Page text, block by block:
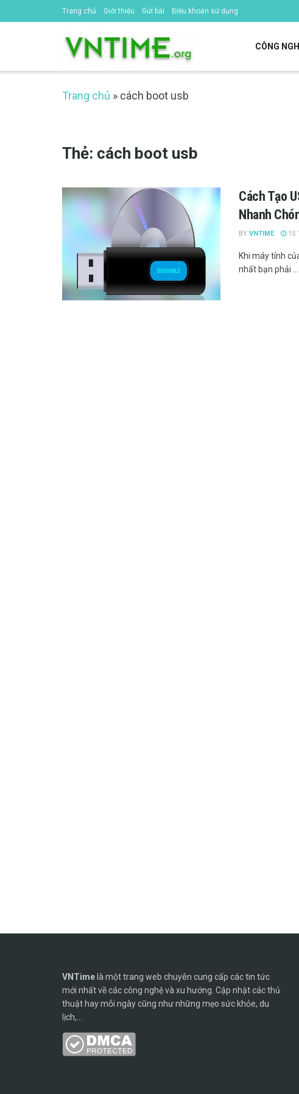
Trang chủ Giới thiệu Gửi bài Điều khoản sử dụng
CÔNG
Trang chủ » cách boot usb
Thẻ: cách boot usb
Cách Tạo
Nhanh
BY VNTIME 15
Khi máy tính
nhất bạn phải ...
VNTime là một trang web chuyên cung cấp các tin tức
mới nhất về các công nghệ và xu hướng. Cập nhật các thủ
thuật hay mỗi ngày cũng như những mẹo sức khỏe, du
lịch,...